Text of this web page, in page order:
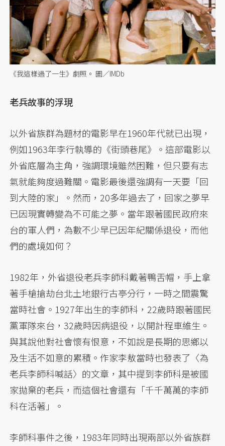
《我這樣過了一生》劇照。 圖／IMDb
老兵故事的浮現
以外省族群為題材的電影早在1960年代就已出現，
例如1963年李行執導的《街頭巷尾》。這部電影以
外省底層為主角，強調環境雖然困難，但只要有志
氣就能夠度過難關。電影最後還強調有一天要「回
到大陸的家」。然而，20多年過去了，回家之夢早
已因現實轉變為不可能之夢。當年跟著國民政府來
台的軍人們，為數不少早已因年紀關係退役，而他
們的處境如何？
1982年，外省退役老兵李師科戴著鴨舌帽，手上拿
著手槍搶劫台北土地銀行古亭分行，一時之間震驚
當時社會。1927年出生的李師科，22歲時跟著國民
黨軍隊來台，32歲時因病退役，以開計程車維生。
與其說他對社會懷有恨意，不如說是長期的思鄉以
及生活不如意的累積。作家李敖當時也發表了〈為
老兵李師科喊話〉的文章，其中提到李師科是被國
家拋棄的老兵，而這個社會還有「千千萬萬的李師
科在活著」。
李師科事件之後，1983年同時出現兩部以外省族群